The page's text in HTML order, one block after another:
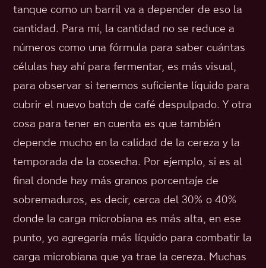
tanque como un barril va a depender de eso la
cantidad. Para mí, la cantidad no se reduce a
números como una fórmula para saber cuántas
células hay ahí para fermentar, es más visual,
para observar si tenemos suficiente líquido para
cubrir el nuevo batch de café despulpado. Y otra
cosa para tener en cuenta es que también
depende mucho en la calidad de la cereza y la
temporada de la cosecha. Por ejemplo, si es al
final donde hay más granos porcentaje de
sobremaduros, es decir, cerca del 30% o 40%
donde la carga microbiana es más alta, en ese
punto, yo agregaría más líquido para combatir la
carga microbiana que ya trae la cereza. Muchas